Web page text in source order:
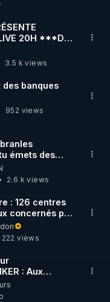
(stages,
ODYSEE
sur la
20H ***DU
3.5 k views
des banques
952 views
émets des
omis de
2.6 k views
: 126 centres
concernés par
toute la
222 views
: Aux
du site,
svp remettre la